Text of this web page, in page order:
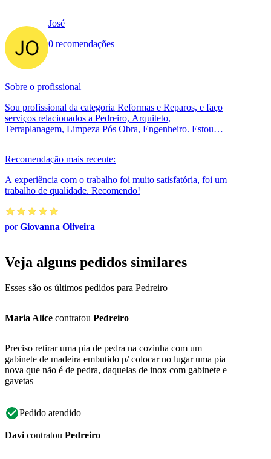
José
0 recomendações
Sobre o profissional
Sou profissional da categoria Reformas e Reparos, e faço
serviços relacionados a Pedreiro, Arquiteto,
Terraplanagem, Limpeza Pós Obra, Engenheiro. Estou
Recomendação mais recente:
A experiência com o trabalho foi muito satisfatória, foi um
trabalho de qualidade. Recomendo!
porGiovanna Oliveira
Veja alguns pedidos similares
Esses são os últimos pedidos para Pedreiro
Maria Alice contratou Pedreiro
Preciso retirar uma pia de pedra na cozinha com um
gabinete de madeira embutido p/ colocar no lugar uma pia
nova que não é de pedra, daquelas de inox com gabinete e
gavetas
Pedido atendido
Davi contratou Pedreiro